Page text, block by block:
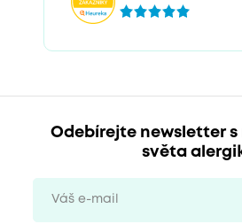
Odebírejte newsletter s
světa